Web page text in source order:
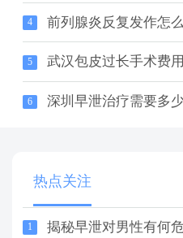
4 前列腺炎反复发作怎
5 武汉包皮过长手术费
6 深圳早泄治疗需要多
热点关注
1 揭秘早泄对男性有何